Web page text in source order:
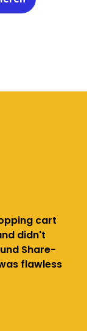
cart
didn't
Share-
flawless